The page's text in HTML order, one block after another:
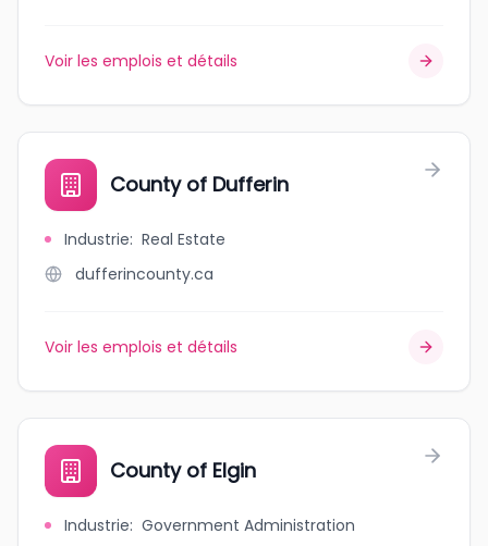
Voir les emplois et détails
County of Dufferin
Industrie: Real Estate
dufferincounty.ca
Voir les emplois et détails
County of Elgin
Industrie: Government Administration